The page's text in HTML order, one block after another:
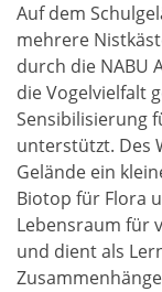
Auf dem
mehrere
durch die NABU
die Vogelvielfalt
Sensibilisierung
unterstützt. Des
Gelände ein
Biotop für Flora
Lebensraum für
und dient als